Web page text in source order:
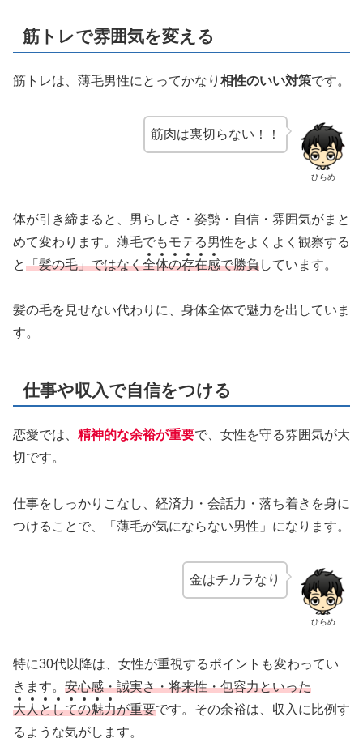
筋トレで雰囲気を変える
筋トレは、薄毛男性にとってかなり 相性のいい対策です。
ひらめ
筋肉は裏切らない！！
体が引き締まると、男らしさ・姿勢・自信・雰囲気がまと
めて変わります。薄毛でもモテる男性をよくよく観察する
と「髪の毛」ではなく全体の存在感で勝負しています。
髪の毛を見せない代わりに、身体全体で魅力を出していま
す。
仕事や収入で自信をつける
恋愛では、 精神的な余裕が重要で、女性を守る雰囲気が大
切です。
仕事をしっかりこなし、経済力・会話力・落ち着きを身に
つけることで、「薄毛が気にならない男性」になります。
ひらめ
金はチカラなり
特に30代以降は、女性が重視するポイントも変わってい
きます。 安心感・誠実さ・将来性・包容力といった
大人としての魅力が重要です。その余裕は、収入に比例す
るような気がします。